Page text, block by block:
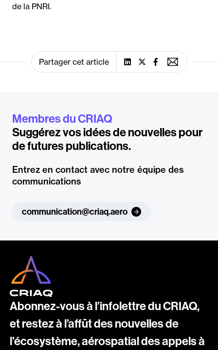
de la PNRI.
Partager cet article
Membres du CRIAQ
Suggérez vos idées de nouvelles pour
de futures publications.
Entrez en contact avec notre équipe des
communications
communication@criaq.aero
Abonnez-vous à l’infolettre du CRIAQ,
et restez à l’affût des nouvelles de
l’écosystème, aérospatial des appels à